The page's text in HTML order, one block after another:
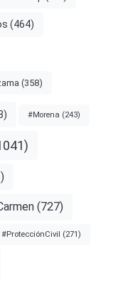
(464)
(358)
#Morena (243)
(727)
#ProtecciónCivil (271)